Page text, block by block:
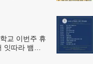
교 이번주 휴
잇따라 뱀들